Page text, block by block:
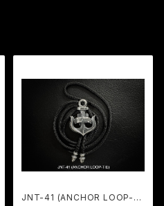
JNT-41 (ANCHOR LOOP-TI